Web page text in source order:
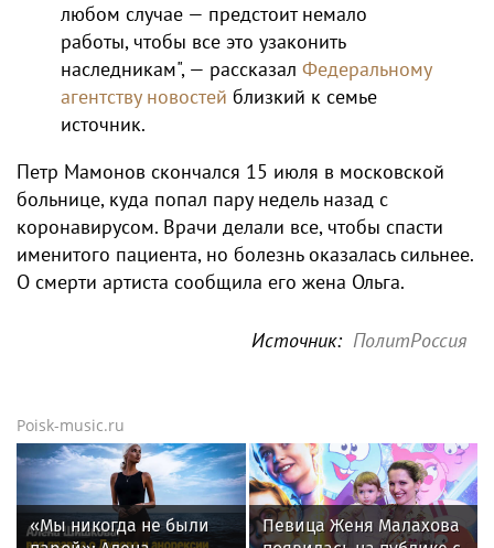
любом случае — предстоит немало
работы, чтобы все это узаконить
наследникам", — рассказал Федеральному
агентству новостей близкий к семье
источник.
Петр Мамонов скончался 15 июля в московской
больнице, куда попал пару недель назад с
коронавирусом. Врачи делали все, чтобы спасти
именитого пациента, но болезнь оказалась сильнее.
О смерти артиста сообщила его жена Ольга.
Источник: ПолитРоссия
Poisk-music.ru
«Мы никогда не были
Певица Женя Малахова